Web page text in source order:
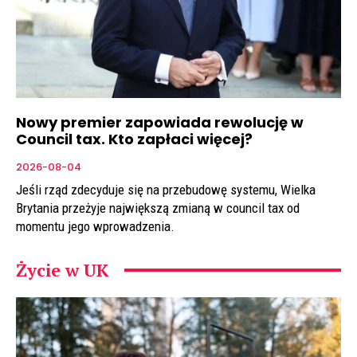
Nowy premier zapowiada rewolucję w
Council tax. Kto zapłaci więcej?
2026-08-04
Jeśli rząd zdecyduje się na przebudowę systemu, Wielka
Brytania przeżyje największą zmianą w council tax od
momentu jego wprowadzenia.
Życie w UK